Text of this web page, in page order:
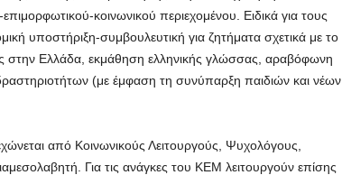
κοινωνικού περιεχομένου. Ειδικά για τους
υποστήριξη-συμβουλευτική για ζητήματα σχετικά με το
στην Ελλάδα, εκμάθηση ελληνικής γλώσσας, αραβόφωνη
(με έμφαση τη συνύπαρξη παιδιών και νέων
από Κοινωνικούς Λειτουργούς, Ψυχολόγους,
Για τις ανάγκες του ΚΕΜ λειτουργούν επίσης